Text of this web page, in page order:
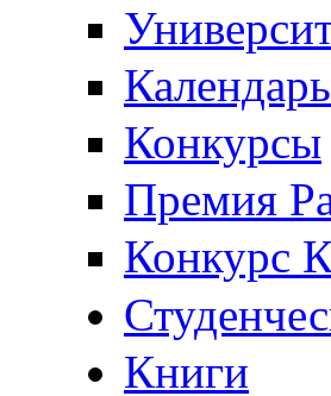
Конкурсы
Премия
Конкурс
Книги